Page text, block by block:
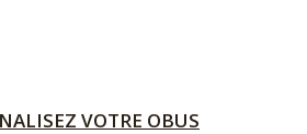
VOTRE OBUS